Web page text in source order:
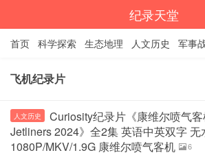
纪录天堂
首页 科学探索 生态地理 人文历史 军事
经典纪录 4K纪录片
飞机纪录片
人文历史
Curiosity纪录片《康维尔喷气
Jetliners 2024》全2集 英语中英双字 无
1080P/MKV/1.9G 康维尔喷气客机
6